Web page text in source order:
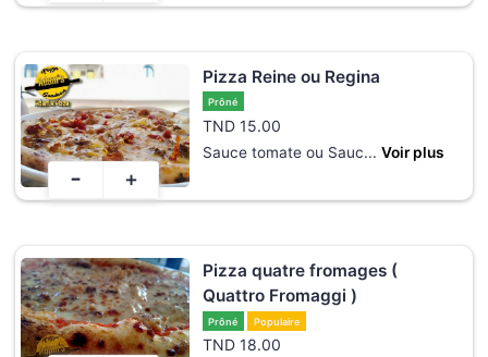
Pizza Reine ou Regina
Prôné
TND 15.00
Sauce tomate ou Sauc... Voir plus
- +
Pizza quatre fromages (
Quattro Fromaggi )
Prôné Populaire
TND 18.00